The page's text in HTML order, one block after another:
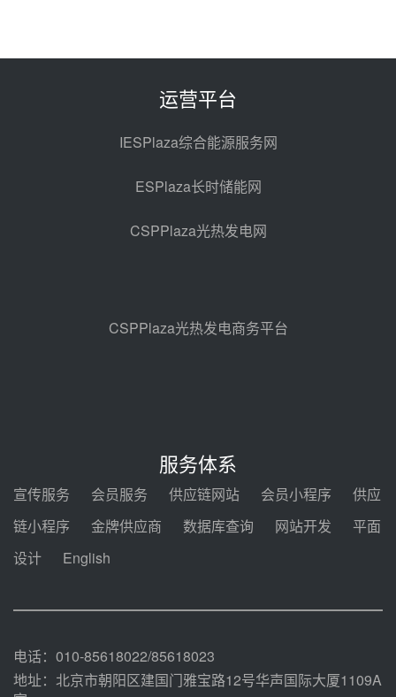
电机组灵活性改造项目三元液态盐
2026-2029年熔盐介质框架协议
中能建华中试研院中标重能新疆
100MW光热项目机组调试及性能
试验
前天 08-05 10:41
格局
前天 08-05 09:11
锅中标格尔木项目蒸汽发生系统
甘肃建投安装公司赴京洽谈，深化
瓜州、博州光热项目战略合作
发！明确推动光热发电规模化发展
运营平台
IESPlaza综合能源服务网
ESPlaza长时储能网
CSPPlaza光热发电网
CSPPlaza光热发电商务平台
服务体系
宣传服务 会员服务 供应链网站 会员小程序
供应
链小程序
金牌供应商 数据库查询 网站开发
平面
设计
English
电话：010-85618022/85618023
地址：北京市朝阳区建国门雅宝路12号华声国际大厦1109A